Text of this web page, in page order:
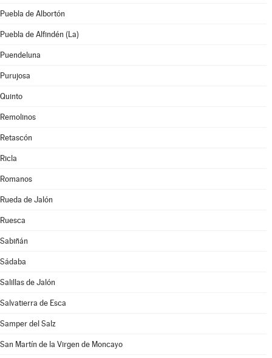
Puebla de Albortón
Puebla de Alfindén (La)
Puendeluna
Purujosa
Quinto
Remolinos
Retascón
Ricla
Romanos
Rueda de Jalón
Ruesca
Sabiñán
Sádaba
Salillas de Jalón
Salvatierra de Esca
Samper del Salz
San Martín de la Virgen de Moncayo